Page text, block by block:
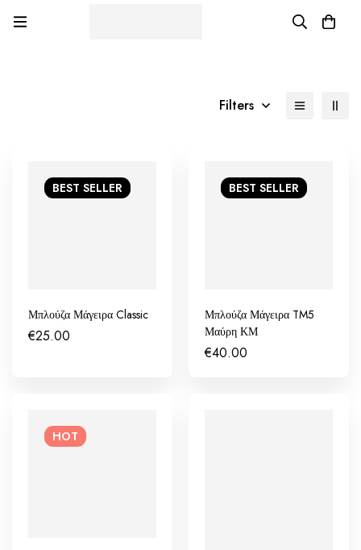
Filters
BEST SELLER
Μπλούζα Μάγειρα Classic
€25.00
BEST SELLER
Μπλούζα Μάγειρα TM5
Μαύρη ΚΜ
€40.00
HOT